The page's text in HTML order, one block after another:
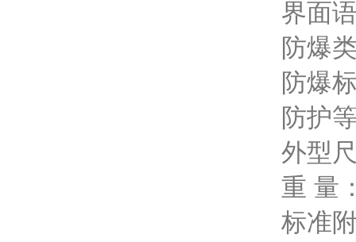
界面
防爆
防爆
防护
外型
重 量
标准